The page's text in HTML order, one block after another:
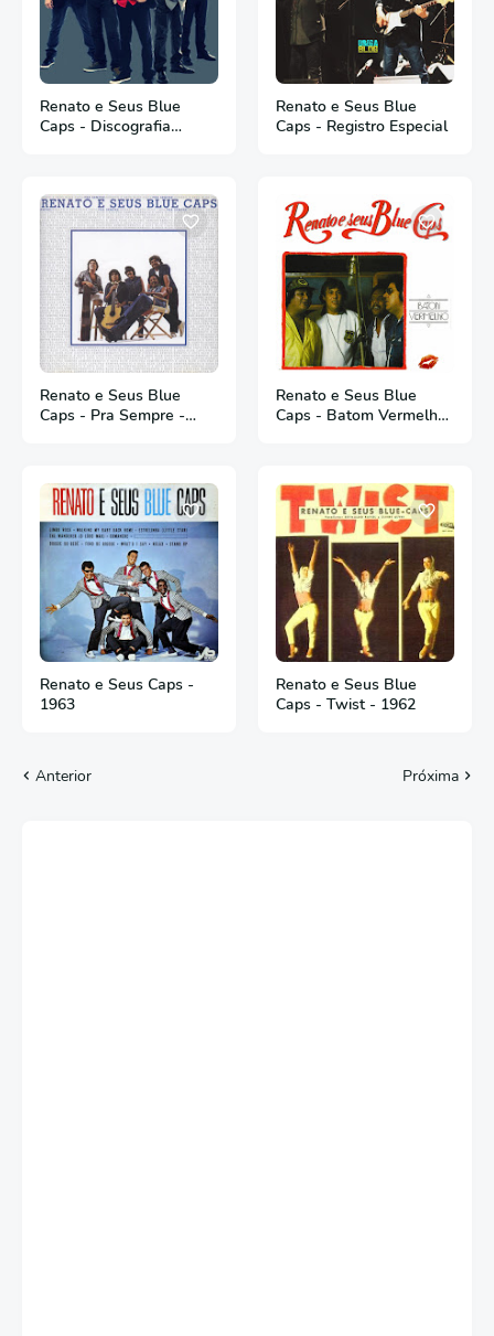
Renato e Seus Blue
Caps - Discografia
Renato e Seus Blue
Caps - Registro Especial
Renato e Seus Blue
Caps - Pra Sempre -
Renato e Seus Blue
Caps - Batom Vermelho
Renato e Seus Caps -
1963
Renato e Seus Blue
Caps - Twist - 1962
Anterior Próxima